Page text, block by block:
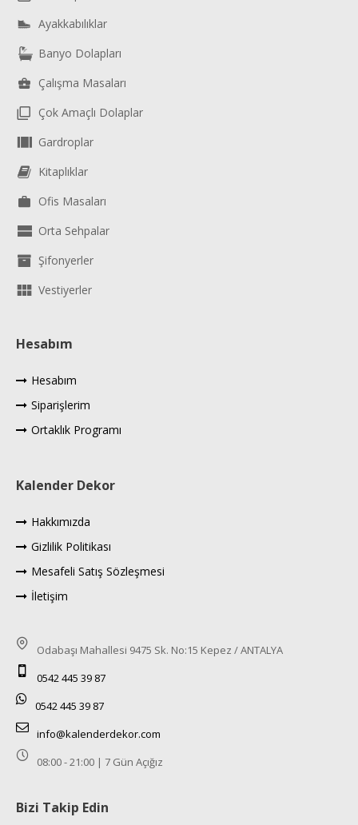
Ayakkabılıklar
Banyo Dolapları
Çalışma Masaları
Çok Amaçlı Dolaplar
Gardroplar
Kitaplıklar
Ofis Masaları
Orta Sehpalar
Şifonyerler
Vestiyerler
Hesabım
Hesabım
Siparişlerim
Ortaklık Programı
Kalender Dekor
Hakkımızda
Gizlilik Politikası
Mesafeli Satış Sözleşmesi
İletişim
Odabaşı Mahallesi 9475 Sk. No:15 Kepez / ANTALYA
0542 445 39 87
0542 445 39 87
info@kalenderdekor.com
08:00 - 21:00 | 7 Gün Açığız
Bizi Takip Edin